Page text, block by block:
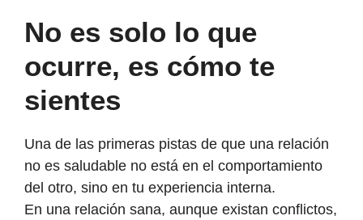
No es solo lo que
ocurre, es cómo te
sientes
Una de las primeras pistas de que una relación
no es saludable no está en el comportamiento
del otro, sino en tu experiencia interna.
En una relación sana, aunque existan conflictos,